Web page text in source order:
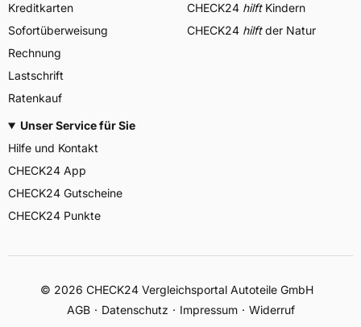
Kreditkarten
Sofortüberweisung
Rechnung
Lastschrift
Ratenkauf
CHECK24 hilftKindern
CHECK24 hilftder Natur
Unser Service für Sie
Hilfe und Kontakt
CHECK24 App
CHECK24 Gutscheine
CHECK24 Punkte
© 2026 CHECK24 Vergleichsportal Autoteile GmbH
AGB
Datenschutz Impressum Widerruf